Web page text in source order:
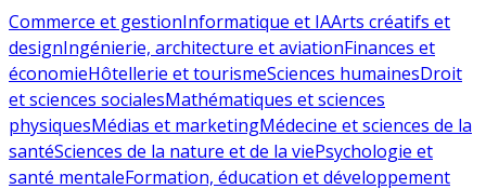
Commerce et gestionInformatique et IAArts créatifs et
designIngénierie, architecture et aviationFinances et
économieHôtellerie et tourismeSciences humainesDroit
et sciences socialesMathématiques et sciences
physiquesMédias et marketingMédecine et sciences de la
santéSciences de la nature et de la viePsychologie et
santé mentaleFormation, éducation et développement